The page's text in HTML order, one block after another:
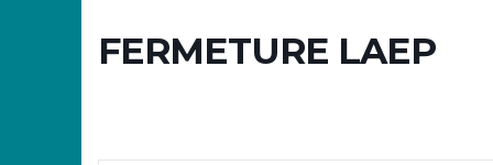
FERMETURE LAEP